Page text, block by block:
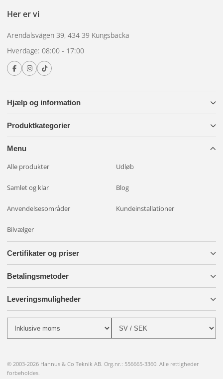
Hjælp og information
Produktkategorier
Menu
Alle produkter Udløb
Samlet og klar Blog
Anvendelsesområder Kundeinstallationer
Bilvælger
Her er vi
Arendalsvägen 39, 434 39 Kungsbacka
Hverdage: 08:00 - 17:00
Certifikater og priser
Betalingsmetoder
Leveringsmuligheder
© 2003-2026 Hannus & Co Teknik AB. Org.nr.: 556665-3360. Alle rettigheder
forbeholdes.